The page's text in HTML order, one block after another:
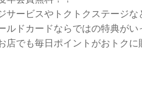
サービスやトクトクステージな
ルドカードならではの特典がい
店でも毎日ポイントがおトクに